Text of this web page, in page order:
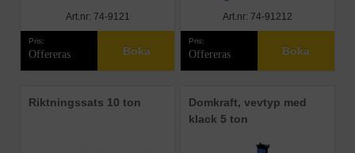
Art.nr: 74-9121
Pris:
Offereras Boka
Art.nr: 74-91212
Pris:
Offereras Boka
Riktningssats 10 ton
Domkraft, vevtyp med
klack 5 ton